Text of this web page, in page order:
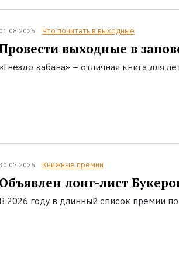
01.08.2026 Что почитать в выходные
выходные в
«Гнездо кабана» – отличная книга для
Книжные премии
Объявлен лонг-лист
В 2026 году в длинный список премии